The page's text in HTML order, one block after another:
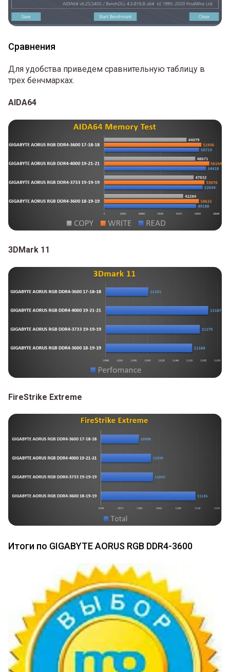
Сравнения
Для удобства приведем сравнительную таблицу в
трех бенчмарках.
AIDA64
3DMark 11
FireStrike Extreme
Итоги по GIGABYTE AORUS RGB DDR4-3600